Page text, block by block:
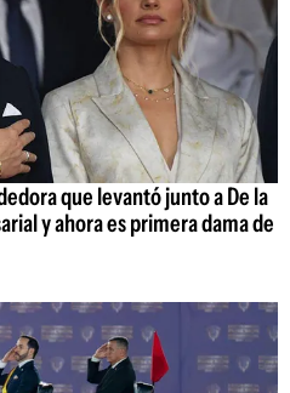
que levantó junto a De la
y ahora es primera dama de